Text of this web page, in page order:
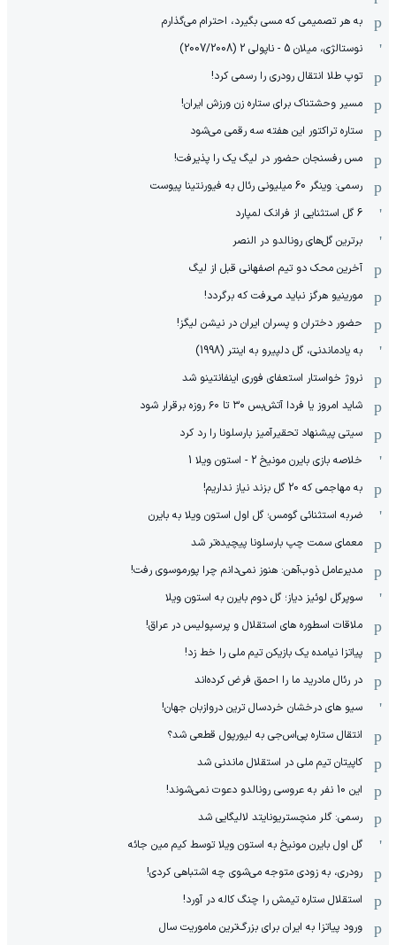
به هر تصمیمی که مسی بگیرد، احترام می‌گذارم
نوستالژی، میلان 5 - ناپولی 2 (2007/2008)
توپ طلا انتقال رودری را رسمی کرد!
مسیر وحشتناک برای ستاره زن ورزش ایران!
ستاره تراکتور این هفته سه رقمی می‌شود
مس رفسنجان حضور در لیگ یک را پذیرفت!
رسمی: وینگر 60 میلیونی رئال به فیورنتینا پیوست
6 گل استثنایی از فرانک لمپارد
برترین گل‌های رونالدو در النصر
آخرین محک دو تیم اصفهانی قبل از لیگ
مورینیو هرگز نباید می‌رفت که برگردد!
حضور دختران و پسران ایران در نیشن لیگز!
به یادماندنی، گل دلپیرو به اینتر (1998)
نروژ خواستار استعفای فوری اینفانتینو شد
شاید امروز یا فردا آتش‌بس ۳۰ تا ۶۰ روزه برقرار شود
سیتی پیشنهاد تحقیرآمیز بارسلونا را رد کرد
خلاصه بازی بایرن مونیخ 2 - استون ویلا 1
به مهاجمی که 20 گل بزند نیاز نداریم!
ضربه استثنائی گومس؛ گل اول استون ویلا به بایرن
معمای سمت چپ بارسلونا پیچیده‌تر شد
مدیرعامل ذوب‌آهن: هنوز نمی‌دانم چرا پورموسوی رفت!
سوپرگل لوئیز دیاز؛ گل دوم بایرن به استون ویلا
ملاقات اسطوره های استقلال و پرسپولیس در عراق!
پیاتزا نیامده یک بازیکن تیم ملی را خط زد!
در رئال مادرید ما را احمق فرض کرده‌اند
سیو های درخشان خردسال ترین دروازبان جهان!
انتقال ستاره پی‌اس‌جی به لیورپول قطعی شد؟
کاپیتان تیم ملی در استقلال ماندنی شد
این 10 نفر به عروسی رونالدو دعوت نمی‌شوند!
رسمی: گلر منچستریونایتد لالیگایی شد
گل اول بایرن مونیخ به استون ویلا توسط کیم مین جائه
رودری، به زودی متوجه می‌شوی چه اشتباهی کردی!
استقلال ستاره تیمش را چنگ کاله در آورد!
ورود پیاتزا به ایران برای بزرگ‌ترین ماموریت سال